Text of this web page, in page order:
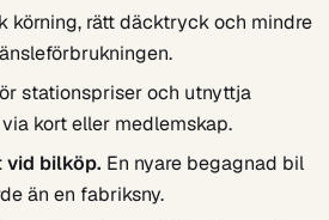
körning, rätt däcktryck och mindre
stationspriser och utnyttja
kort eller medlemskap.
vid bilköp. En nyare begagnad bil
än en fabriksny.